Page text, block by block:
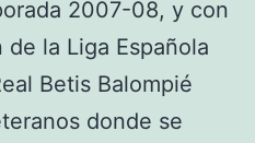
2007-08, y con
la Liga Española
Betis Balompié
donde se